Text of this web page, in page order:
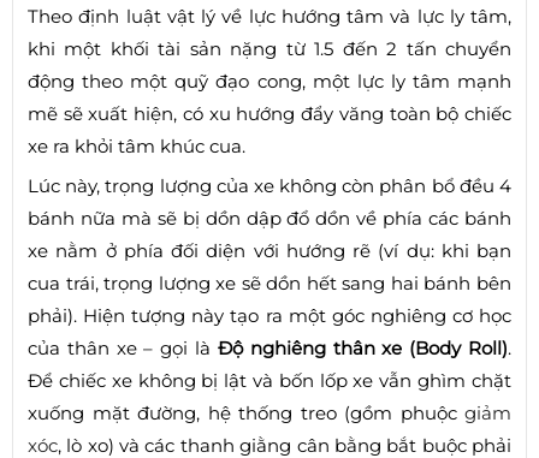
Theo định luật vật lý về lực hướng tâm và lực ly tâm,
khi một khối tài sản nặng từ 1.5 đến 2 tấn chuyển
động theo một quỹ đạo cong, một lực ly tâm mạnh
mẽ sẽ xuất hiện, có xu hướng đẩy văng toàn bộ chiếc
xe ra khỏi tâm khúc cua.
Lúc này, trọng lượng của xe không còn phân bổ đều 4
bánh nữa mà sẽ bị dồn dập đổ dồn về phía các bánh
xe nằm ở phía đối diện với hướng rẽ (ví dụ: khi bạn
cua trái, trọng lượng xe sẽ dồn hết sang hai bánh bên
phải). Hiện tượng này tạo ra một góc nghiêng cơ học
của thân xe – gọi là Độ nghiêng thân xe (Body Roll).
Để chiếc xe không bị lật và bốn lốp xe vẫn ghìm chặt
xuống mặt đường, hệ thống treo (gồm phuộc giảm
xóc, lò xo) và các thanh giằng cân bằng bắt buộc phải